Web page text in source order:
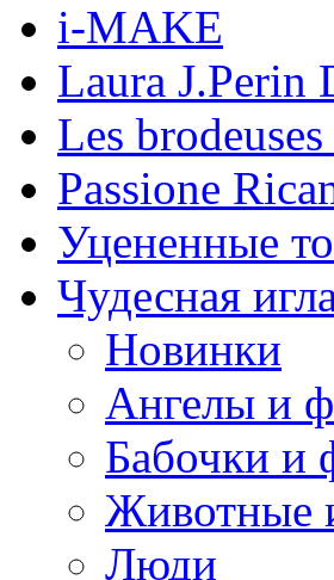
i-MAKE
Laura J.Perin
Les
Passione
Уцененные
Чудесная
Новинки
Ангелы и
Бабочки и
Животные
Люди